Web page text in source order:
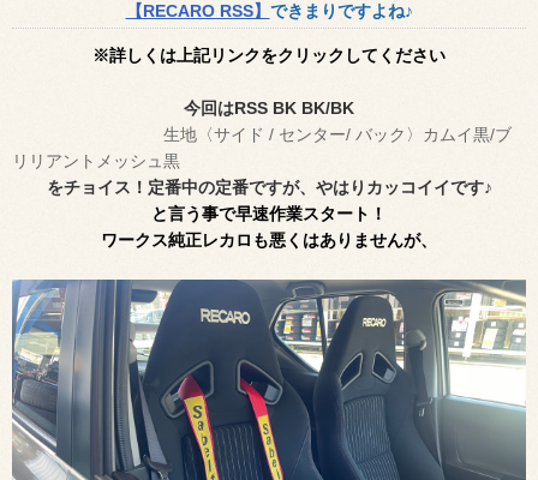
【RECARO RSS】 できまりですよね♪
※詳しくは上記リンクをクリックしてください
今回はRSS BK BK/BK
生地〈サイド / センター/ バック〉カムイ黒/ブ
リリアントメッシュ黒
をチョイス！定番中の定番ですが、やはりカッコイイです♪
と言う事で早速作業スタート！
ワークス純正レカロも悪くはありませんが、